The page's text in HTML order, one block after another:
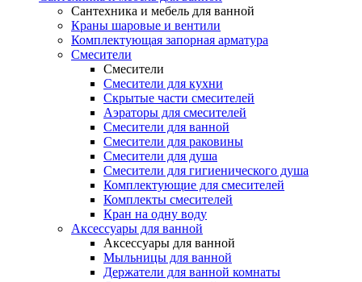
Сантехника и мебель для ванной
Краны шаровые и вентили
Комплектующая запорная арматура
Смесители
Смесители
Смесители для кухни
Скрытые части смесителей
Аэраторы для смесителей
Смесители для ванной
Смесители для раковины
Смесители для душа
Смесители для гигиенического душа
Комплектующие для смесителей
Комплекты смесителей
Кран на одну воду
Аксессуары для ванной
Аксессуары для ванной
Мыльницы для ванной
Держатели для ванной комнаты